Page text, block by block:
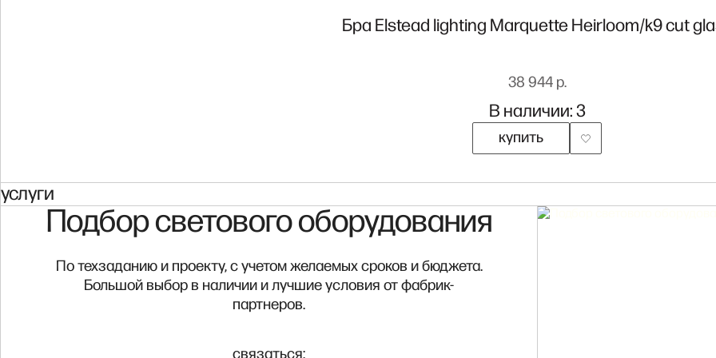
Бра Elstead lighting Marquette Heirloom/k9 cut
38 944 р.
В наличии: 3
купить
услуги
Подбор светового оборудования
По техзаданию и проекту, с учетом желаемых сроков и бюджета.
Большой выбор в наличии и лучшие условия от фабрик-
партнеров.